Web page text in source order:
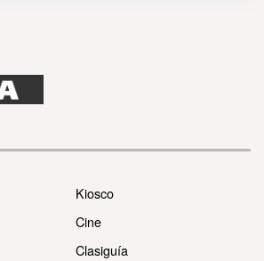
Kiosco
Cine
Clasiguía